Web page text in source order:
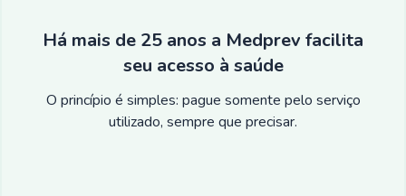
Há mais de 25 anos a Medprev facilita
seu acesso à saúde
O princípio é simples: pague somente pelo serviço
utilizado, sempre que precisar.